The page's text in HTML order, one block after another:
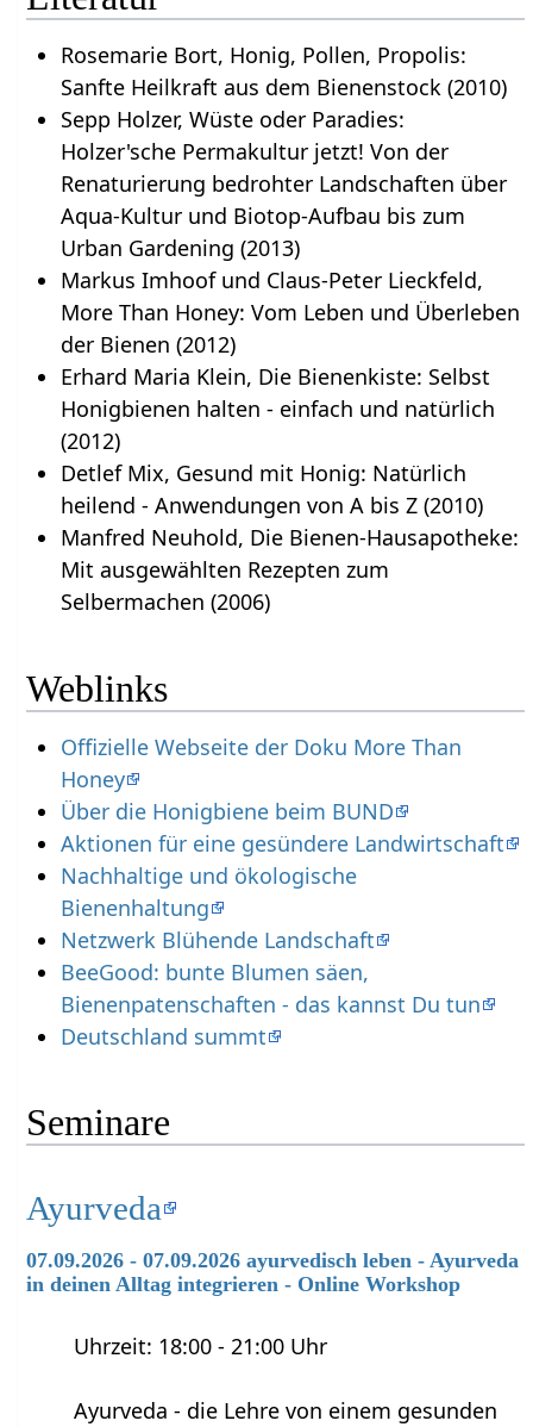
Rosemarie Bort, Honig, Pollen, Propolis:
Sanfte Heilkraft aus dem Bienenstock (2010)
Sepp Holzer, Wüste oder Paradies:
Holzer'sche Permakultur jetzt! Von der
Renaturierung bedrohter Landschaften über
Aqua-Kultur und Biotop-Aufbau bis zum
Urban Gardening (2013)
Markus Imhoof und Claus-Peter Lieckfeld,
More Than Honey: Vom Leben und Überleben
der Bienen (2012)
Erhard Maria Klein, Die Bienenkiste: Selbst
Honigbienen halten - einfach und natürlich
(2012)
Detlef Mix, Gesund mit Honig: Natürlich
heilend - Anwendungen von A bis Z (2010)
Manfred Neuhold, Die Bienen-Hausapotheke:
Mit ausgewählten Rezepten zum
Selbermachen (2006)
Weblinks
Offizielle Webseite der Doku More Than
Honey
Über die Honigbiene beim BUND
Aktionen für eine gesündere Landwirtschaft
Nachhaltige und ökologische
Bienenhaltung
Netzwerk Blühende Landschaft
BeeGood: bunte Blumen säen,
Bienenpatenschaften - das kannst Du tun
Deutschland summt
Seminare
Ayurveda
07.09.2026 - 07.09.2026 ayurvedisch leben - Ayurveda
in deinen Alltag integrieren - Online Workshop
Uhrzeit: 18:00 - 21:00 Uhr
Ayurveda - die Lehre von einem gesunden